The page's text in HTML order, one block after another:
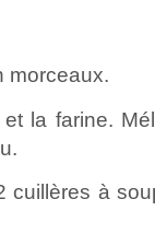
morceaux.
la farine.
cuillères à